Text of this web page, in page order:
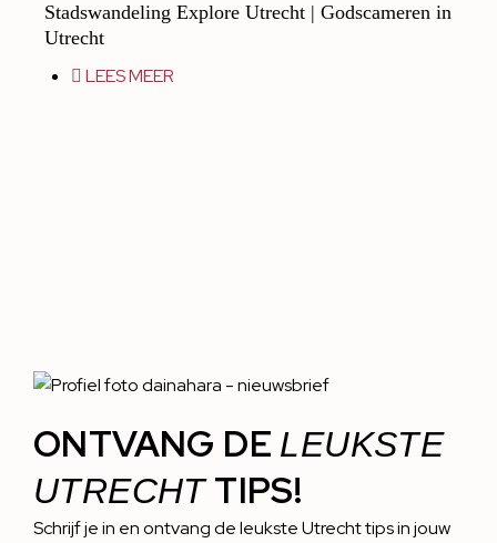
Stadswandeling Explore Utrecht | Godscameren in
Utrecht
LEES MEER
ONTVANG DE LEUKSTE
UTRECHTTIPS!
Schrijf je in en ontvang de leukste Utrecht tips in jouw